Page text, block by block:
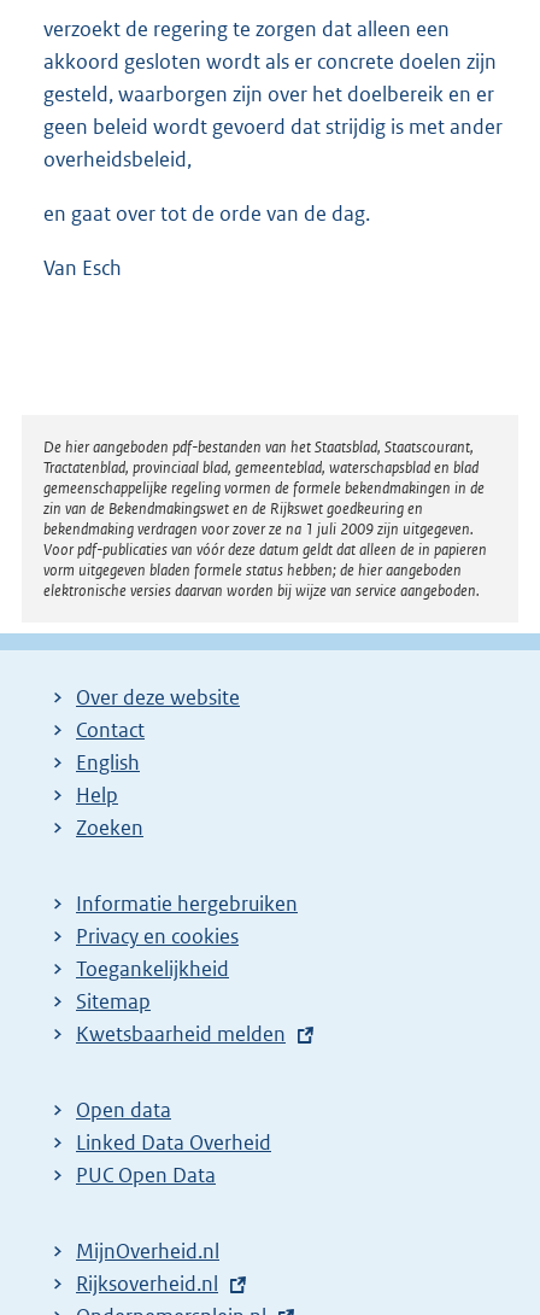
verzoekt de regering te zorgen dat alleen een
akkoord gesloten wordt als er concrete doelen zijn
gesteld, waarborgen zijn over het doelbereik en er
geen beleid wordt gevoerd dat strijdig is met ander
overheidsbeleid,
en gaat over tot de orde van de dag.
Van Esch
Disclaimer
De hier aangeboden pdf-bestanden van het Staatsblad, Staatscourant,
Tractatenblad, provinciaal blad, gemeenteblad, waterschapsblad en blad
gemeenschappelijke regeling vormen de formele bekendmakingen in de
zin van de Bekendmakingswet en de Rijkswet goedkeuring en
bekendmaking verdragen voor zover ze na 1 juli 2009 zijn uitgegeven.
Voor pdf-publicaties van vóór deze datum geldt dat alleen de in papieren
vorm uitgegeven bladen formele status hebben; de hier aangeboden
elektronische versies daarvan worden bij wijze van service aangeboden.
Over deze website
Contact
English
Help
Zoeken
Informatie hergebruiken
Privacy en cookies
Toegankelijkheid
Sitemap
E
t
e
r
l
i
Kwetsbaarheid melden
Open data
Linked Data Overheid
PUC Open Data
MijnOverheid.nl
E
Rijksoverheid.nl